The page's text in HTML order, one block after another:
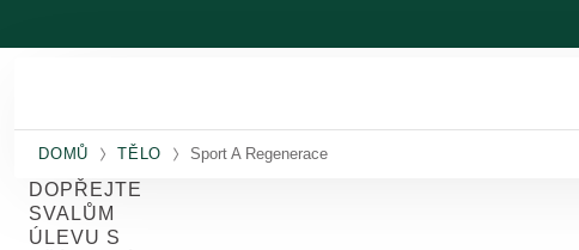
DOMŮ TĚLO Sport A Regenerace
DOPŘEJTE
SVALŮM
ÚLEVU S